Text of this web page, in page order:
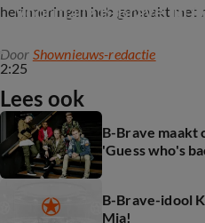
herinneringen heb gemaakt met
2:25
Voormalig B-Brave lid
Door Shownieuws-redactie
Lees ook
B-Brave maakt
'Guess who's
B-Brave-idool
Mia!